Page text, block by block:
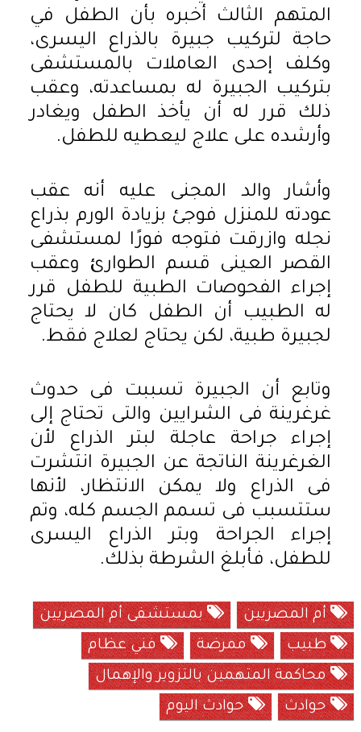
المتهم الثالث أخبره بأن الطفل في
حاجة لتركيب جبيرة بالذراع اليسرى،
وكلف إحدى العاملات بالمستشفى
بتركيب الجبيرة له بمساعدته، وعقب
ذلك قرر له أن يأخذ الطفل ويغادر
وأرشده على علاج ليعطيه للطفل.
وأشار والد المجنى عليه أنه عقب
عودته للمنزل فوجئ بزيادة الورم بذراع
نجله وازرقت فتوجه فورًا لمستشفى
القصر العينى قسم الطوارئ وعقب
إجراء الفحوصات الطبية للطفل قرر
له الطبيب أن الطفل كان لا يحتاج
لجبيرة طبية، لكن يحتاج لعلاج فقط.
وتابع أن الجبيرة تسببت فى حدوث
غرغرينة فى الشرايين والتى تحتاج إلى
إجراء جراحة عاجلة لبتر الذراع لأن
الغرغرينة الناتجة عن الجبيرة انتشرت
فى الذراع ولا يمكن الانتظار، لأنها
ستتسبب فى تسمم الجسم كله، وتم
إجراء الجراحة وبتر الذراع اليسرى
للطفل، فأبلغ الشرطة بذلك.
أم المصريين
بمستشفى أم المصريين
طبيب
ممرضة
فني عظام
محاكمة المتهمين بالتزوير والإهمال
حوادث
حوادث اليوم